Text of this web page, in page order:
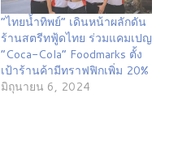
“ไทยน้ำทิพย์” เดินหน้าผลักดัน
ร้านสตรีทฟู้ดไทย ร่วมแคมเปญ
“Coca-Cola” Foodmarks ตั้ง
เป้าร้านค้ามีทราฟฟิกเพิ่ม 20%
มิถุนายน 6, 2024